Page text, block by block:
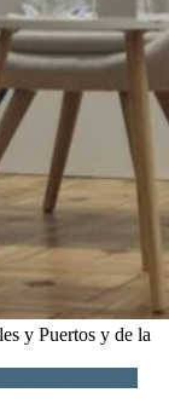
y Puertos y de la